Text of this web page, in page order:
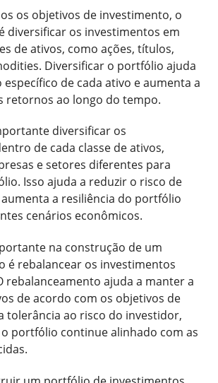
os objetivos de investimento, o
diversificar os investimentos em
de ativos, como ações, títulos,
Diversificar o portfólio ajuda
de cada ativo e aumenta a
retornos ao longo do tempo.
diversificar os
de cada classe de ativos,
e setores diferentes para
Isso ajuda a reduzir o risco de
a resiliência do portfólio
cenários econômicos.
na construção de um
é rebalancear os investimentos
rebalanceamento ajuda a manter a
de acordo com os objetivos de
tolerância ao risco do investidor,
portfólio continue alinhado com as